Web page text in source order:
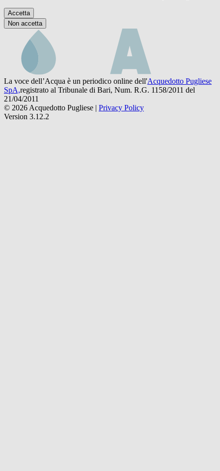
Accetta
Non accetta
La voce dell’Acqua è un periodico online dell'Acquedotto Pugliese
SpA,registrato al Tribunale di Bari, Num. R.G. 1158/2011 del
21/04/2011
© 2026 Acquedotto Pugliese | Privacy Policy
Version 3.12.2